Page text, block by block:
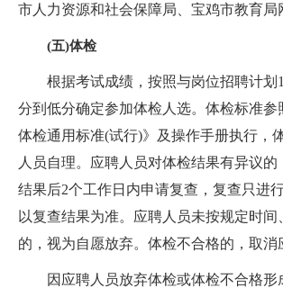
市人力资源和社会保障局、宝鸡市教育局
(五)体检
根据考试成绩，按照与岗位招聘计划
分到低分确定参加体检人选。体检标准参
体检通用标准(试行)》及操作手册执行，
人员自理。应聘人员对体检结果有异议的
结果后2个工作日内申请复查，复查只进
以复查结果为准。应聘人员未按规定时间
的，视为自愿放弃。体检不合格的，取消
因应聘人员放弃体检或体检不合格形